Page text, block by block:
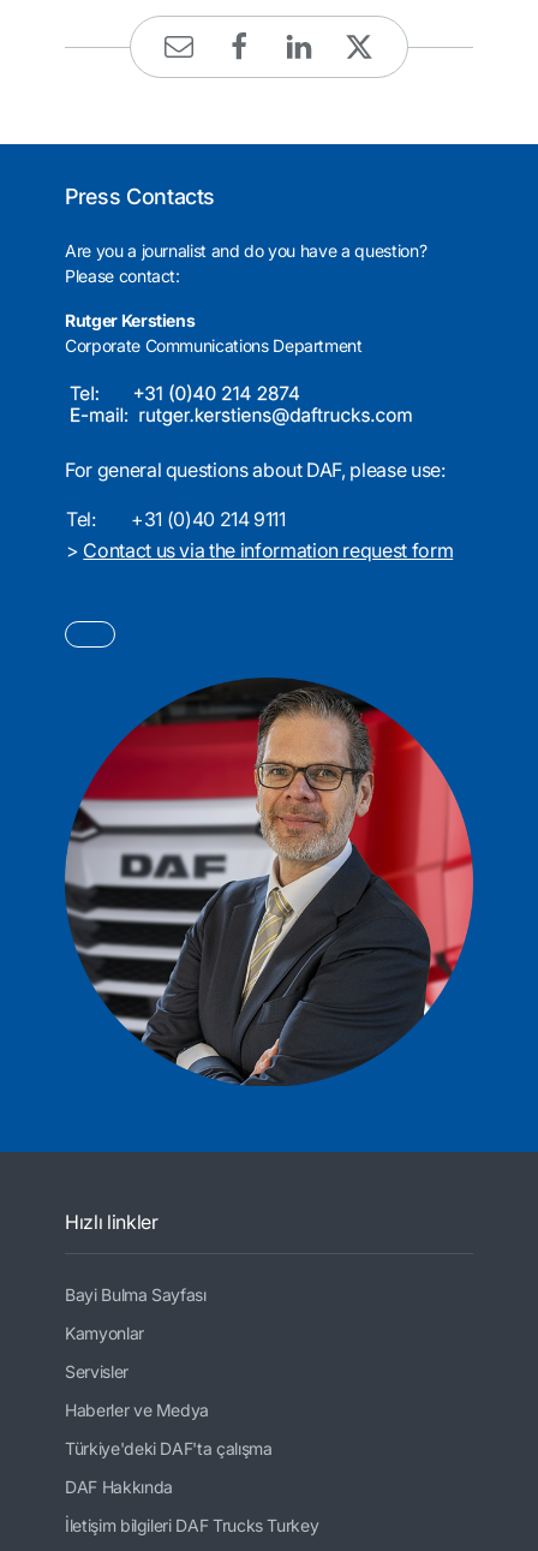
Press Contacts
Are you a journalist and do you have a question?
Please contact:
Rutger Kerstiens
Corporate Communications Department
For general questions about DAF, please use:
Tel:
+31 (0)40 214 9111
> Contact us via the information request form
Hızlı linkler
Bayi Bulma Sayfası
Kamyonlar
Servisler
Haberler ve Medya
Türkiye'deki DAF'ta çalışma
DAF Hakkında
İletişim bilgileri DAF Trucks Turkey